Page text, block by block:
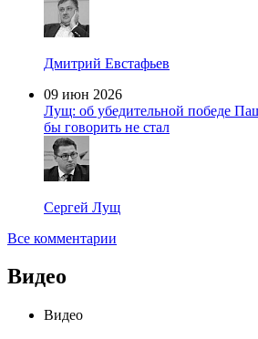
Дмитрий Евстафьев
09 июн 2026
Лущ: об убедительной победе
бы говорить не стал
Сергей Лущ
Все комментарии
Видео
Видео